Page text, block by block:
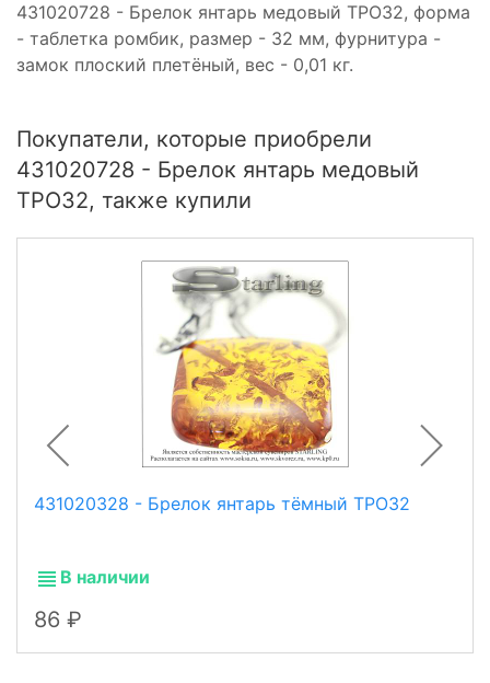
431020728 - Брелок янтарь медовый ТРО32, форма
- таблетка ромбик, размер - 32 мм, фурнитура -
замок плоский плетёный, вес - 0,01 кг.
Покупатели, которые приобрели
431020728 - Брелок янтарь медовый
ТРО32, также купили
431020328 - Брелок янтарь тёмный ТРО32
В наличии
86